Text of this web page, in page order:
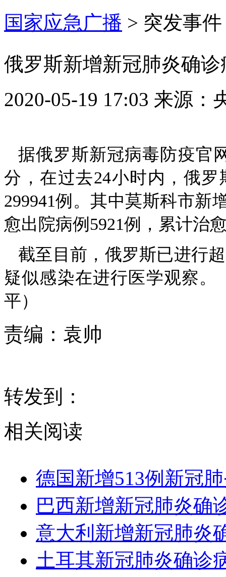
国家应急广播 > 突发事件
俄罗斯新增新冠肺炎确诊
2020-05-19 17:03 来源：
据俄罗斯新冠病毒防疫官
分，在过去24小时内，俄
299941例。其中莫斯科市新
愈出院病例5921例，累计治
截至目前，俄罗斯已进行
疑似感染在进行医学观察
平）
责编： 袁帅
转发到：
相关阅读
德国新增513例新冠
巴西新增新冠肺炎确
意大利新增新冠肺炎
土耳其新冠肺炎确诊